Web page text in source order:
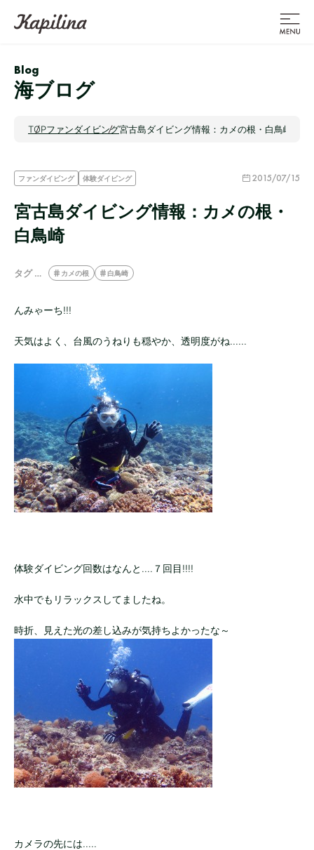
Blog
海ブログ
TOPファンダイビング宮古島ダイビング情報：カメの根・白鳥崎
ファンダイビング 体験ダイビング 2015/07/15
宮古島ダイビング情報：カメの根・
白鳥崎
タグ … カメの根 白鳥崎
んみゃーち!!!
天気はよく、台風のうねりも穏やか、透明度がね......
体験ダイビング回数はなんと....７回目!!!!
水中でもリラックスしてましたね。
時折、見えた光の差し込みが気持ちよかったな～
カメラの先には.....